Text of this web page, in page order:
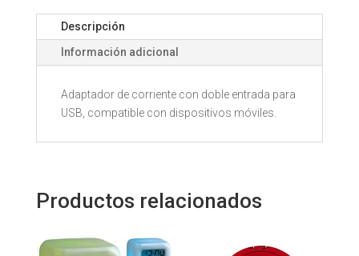
Descripción
Información adicional
Adaptador de corriente con doble entrada para
USB, compatible con dispositivos móviles.
Productos relacionados